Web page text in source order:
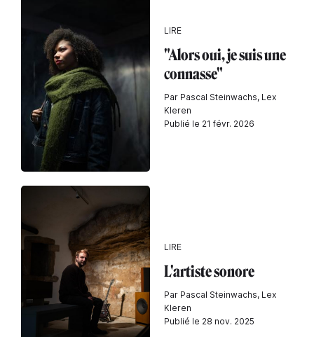
LIRE
"Alors oui, je suis une
connasse"
Par Pascal Steinwachs, Lex
Kleren
Publié le 21 févr. 2026
LIRE
L'artiste sonore
Par Pascal Steinwachs, Lex
Kleren
Publié le 28 nov. 2025